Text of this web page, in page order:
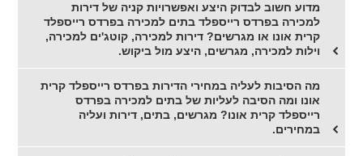
מדוע חשוב לבדוק היצע ואפשרויות קניה של דירות
למכירה בפרדס רייספלד בתים למכירה בפרדס רייספלד
קרית אונו או מגרשים? דירות למכירה, קוטג'ים למכירה,
וילות למכירה, מגרשים, היצע מול ביקוש.
מה הסיבות לעליה במחירי הדירות בפרדס רייספלד קרית
אונו ומה הסיבה לעליות של בתים למכירה בפרדס
רייספלד קרית אונו? מגרשים, בתים, דירות ועליה
במחירים.